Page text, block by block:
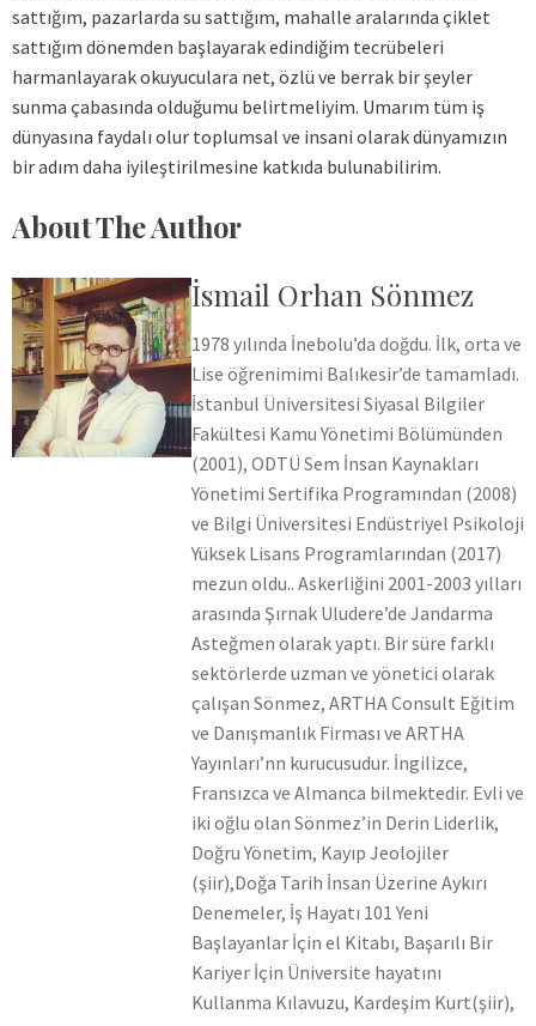
sattığım, pazarlarda su sattığım, mahalle aralarında çiklet
sattığım dönemden başlayarak edindiğim tecrübeleri
harmanlayarak okuyuculara net, özlü ve berrak bir şeyler
sunma çabasında olduğumu belirtmeliyim. Umarım tüm iş
dünyasına faydalı olur toplumsal ve insani olarak dünyamızın
bir adım daha iyileştirilmesine katkıda bulunabilirim.
About The Author
İsmail Orhan Sönmez
1978 yılında İnebolu’da doğdu. İlk, orta ve
Lise öğrenimimi Balıkesir’de tamamladı.
İstanbul Üniversitesi Siyasal Bilgiler
Fakültesi Kamu Yönetimi Bölümünden
(2001), ODTÜ Sem İnsan Kaynakları
Yönetimi Sertifika Programından (2008)
ve Bilgi Üniversitesi Endüstriyel Psikoloji
Yüksek Lisans Programlarından (2017)
mezun oldu.. Askerliğini 2001-2003 yılları
arasında Şırnak Uludere’de Jandarma
Asteğmen olarak yaptı. Bir süre farklı
sektörlerde uzman ve yönetici olarak
çalışan Sönmez, ARTHA Consult Eğitim
ve Danışmanlık Firması ve ARTHA
Yayınları’nn kurucusudur. İngilizce,
Fransızca ve Almanca bilmektedir. Evli ve
iki oğlu olan Sönmez’in Derin Liderlik,
Doğru Yönetim, Kayıp Jeolojiler
(şiir),Doğa Tarih İnsan Üzerine Aykırı
Denemeler, İş Hayatı 101 Yeni
Başlayanlar İçin el Kitabı, Başarılı Bir
Kariyer İçin Üniversite hayatını
Kullanma Kılavuzu, Kardeşim Kurt(şiir),